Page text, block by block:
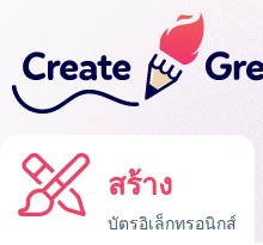
สร้าง
บัตรอิเล็กทรอนิกส์